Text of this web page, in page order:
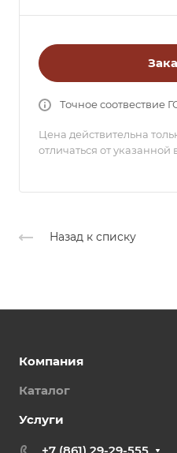
Точное соотвествие
Цена действительна
отличаться от указанной
Назад к списку
Компания
Каталог
Услуги